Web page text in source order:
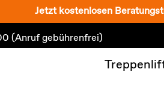
Jetzt kostenlosen
(Anruf gebührenfrei)